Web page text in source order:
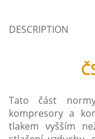
DESCRIPTION
Tato část
kompresory a
tlakem vyšším